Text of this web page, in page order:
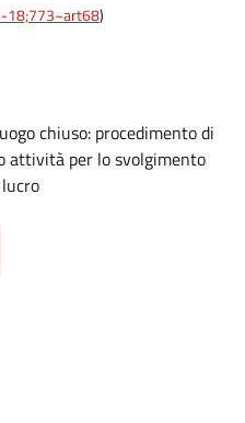
18;773~art68)
chiuso: procedimento di
attività per lo svolgimento